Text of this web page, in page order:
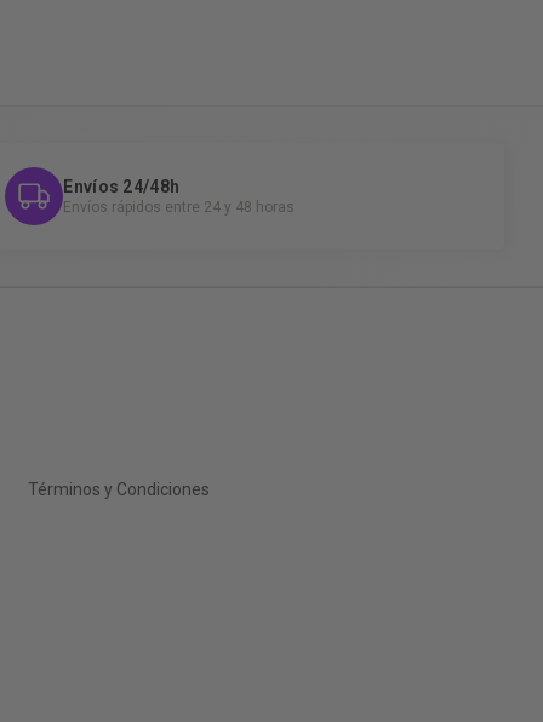
Envíos 24/48h
Envíos rápidos entre 24 y 48 horas
Términos y Condiciones